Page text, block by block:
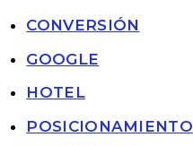
CONVERSIÓN
GOOGLE
HOTEL
POSICIONAMIENTO